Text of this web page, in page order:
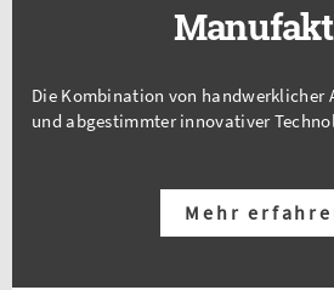
Die Kombination von handwerklicher
und abgestimmter innovativer
Mehr